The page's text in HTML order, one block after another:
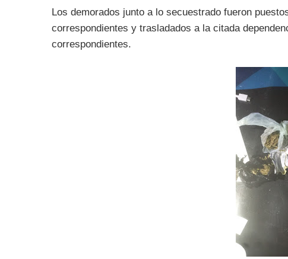
Los demorados junto a lo secuestrado fueron
correspondientes y trasladados a la citada
correspondientes.